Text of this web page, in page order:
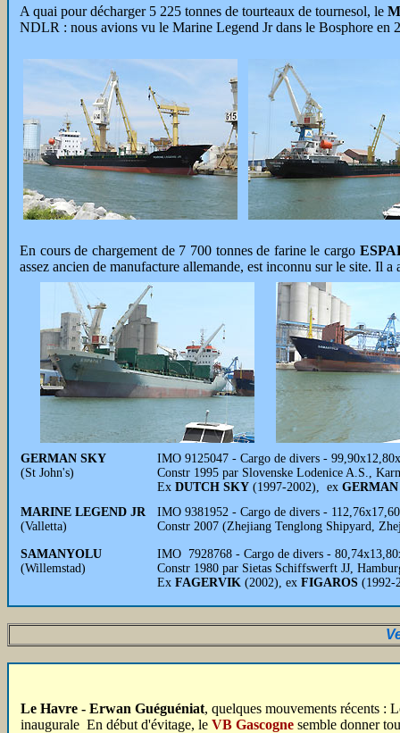
A quai pour décharger 5 225 tonnes de tourteaux de tournesol, le
NDLR : nous avions vu le Marine Legend Jr dans le Bosphore en
En cours de chargement de 7 700 tonnes de farine le cargo
assez ancien de manufacture allemande, est inconnu sur le site. Il
GERMAN SKY
(St John's)
IMO 9125047 - Cargo de divers -
Constr 1995 par Slovenske Lodenice A.S.,
Ex DUTCH SKY (1997-2002), ex
MARINE LEGEND JR
(Valletta)
IMO 9381952 - Cargo de divers -
Constr 2007 (Zhejiang Tenglong Shipyard,
SAMANYOLU
(Willemstad)
IMO 7928768 - Cargo de divers -
Constr 1980 par Sietas Schiffswerft JJ,
Ex FAGERVIK (2002), ex FIGAROS (1992-
Le Havre - Erwan Guéguéniat, quelques mouvements récents :
inaugurale En début d'évitage, le VB Gascogne semble donner